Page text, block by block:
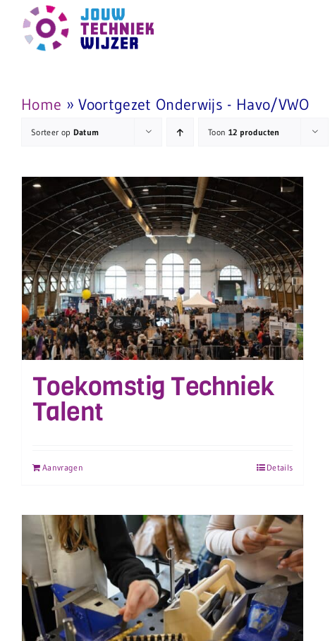
naar
Home »Voortgezet Onderwijs - Havo/VWO
Sorteer op Datum Toon 12 producten
Toekomstig Techniek
Talent
Aanvragen Details